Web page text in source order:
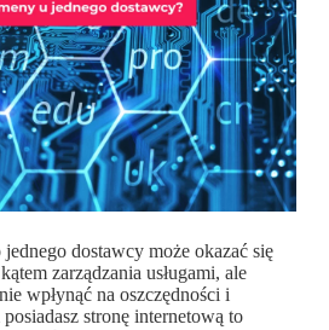
dostawcy może okazać się
zarządzania usługami, ale
wpłynąć na oszczędności i
stronę internetową to